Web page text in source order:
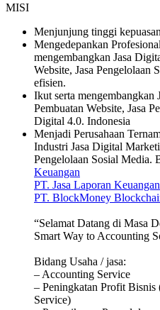
MISI
Menjunjung tinggi
Mengedepankan
mengembangkan Jasa
Website, Jasa Pengelolaan
efisien.
Ikut serta mengembangkan
Pembuatan Website, Jasa
Digital 4.0. Indonesia
Menjadi Perusahaan
Industri Jasa Digital
Pengelolaan Sosial Media.
Keuangan
PT. Jasa Laporan Keuangan
PT. BlockMoney
“Selamat Datang di Masa
Smart Way to Accounting
Bidang Usaha / jasa:
– Accounting Service
– Peningkatan Profit Bisnis
Service)